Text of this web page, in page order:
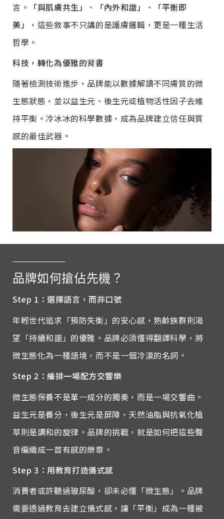
言。
「與肌膚共生」 、 「內外和諧」 、
「平衡即
美」
，這些敘事不只講的是護膚邏輯，更是一種生活
哲學。
科技，轉化為優雅的背書
隨著檢測技術進步，品牌能以數據解讀不同膚質的微
生態狀態，並以益生元、後生元或植物活性因子去維
持平衡。冷冰冰的科學數據，成為品牌建立信任與質
感的最佳武器。
品牌如何搶佔先機？
Step 1 ：選擇語言，而非口號
年輕世代追求「預防失衡」的安心感，熟齡族群則渴
望「持續和諧」的優雅。品牌必須懂得翻譯科學，將
微生態化為一種語境，而不是一個冷漠的名詞。
Step 2 ：編排一場配方交響樂
微生態保養不是單一成分的獨奏，而是一場交響曲。
益生元是養分，後生元是屏障，天然油脂與抗氧化植
萃則是調和的旋律。品牌的挑戰，就是如何把這些聲
音編織成一首有感的樂章。
Step 3 ：用教育打造儀式感
消費者或許聽過玻尿酸，卻未必懂「微生態」。品牌
需要透過教育去建立儀式感，讓「平衡」成為一種被